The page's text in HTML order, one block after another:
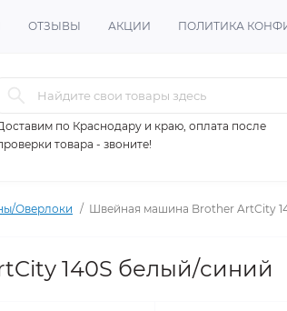
ОТЗЫВЫ АКЦИИ ПОЛИТИКА
по Краснодару и краю, оплата после
товара - звоните!
Оверлоки Швейная машина Brother ArtCity
140S белый/синий